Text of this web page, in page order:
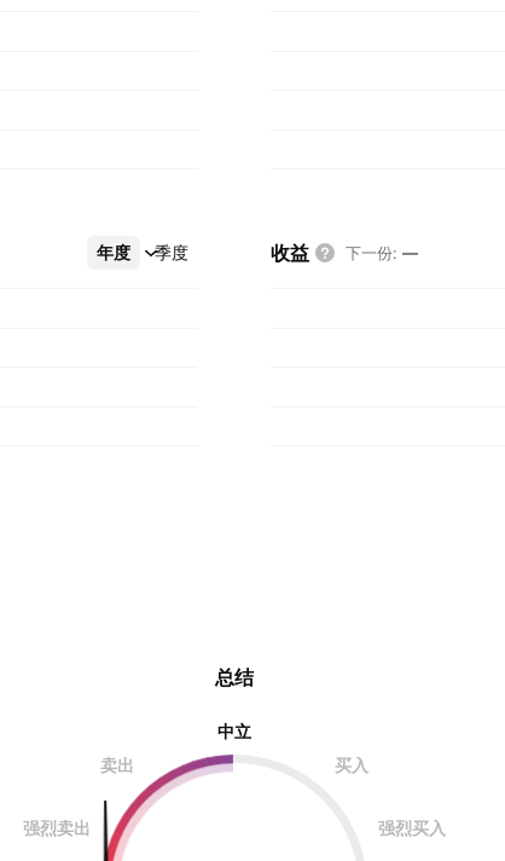
年度 季度
更多 收益 下一份: —
总结
中立
卖出
买入
强烈卖出 强烈买入